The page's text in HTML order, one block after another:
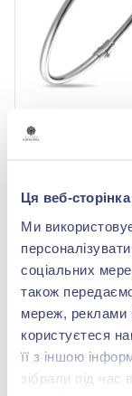
Ця веб-
Ми
соціальних
також
мереж, реклами
користуєтеся
її з іншою
зібрали під час
Браслет "Цвях" з
золота 585°, без
(арт. 322111б)
Купити
-50%